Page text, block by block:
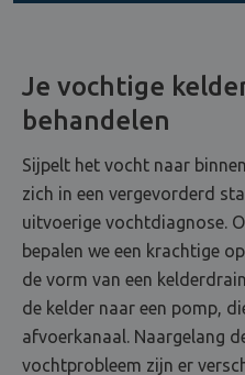
Je vochtige
behandelen
Sijpelt het vocht naar
zich in een vergevorderd
uitvoerige vochtdiagnose.
bepalen we een krachtige
de vorm van een
de kelder naar een pomp,
afvoerkanaal. Naargelang
vochtprobleem zijn er